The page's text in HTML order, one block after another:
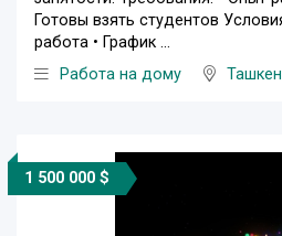
Готовы взять студентов
работа • График ...
Работа на дому
1 500 000 $